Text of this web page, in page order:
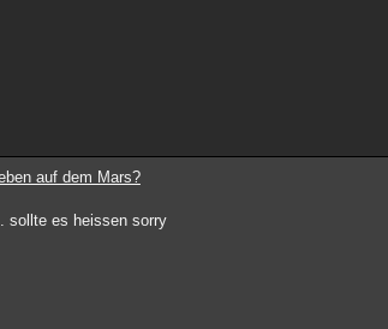
auf dem Mars?
sollte es heissen sorry